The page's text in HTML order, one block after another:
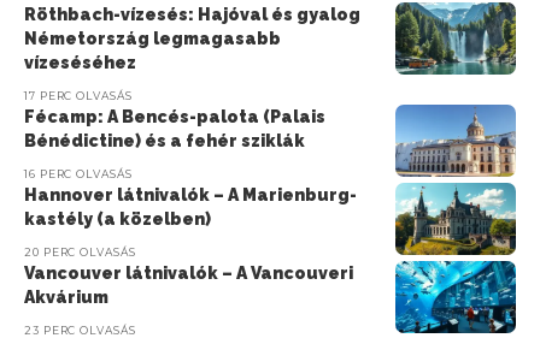
Röthbach-vízesés: Hajóval és gyalog
Németország legmagasabb
vízeséséhez
17 PERC OLVASÁS
Fécamp: A Bencés-palota (Palais
Bénédictine) és a fehér sziklák
16 PERC OLVASÁS
Hannover látnivalók – A Marienburg-
kastély (a közelben)
20 PERC OLVASÁS
Vancouver látnivalók – A Vancouveri
Akvárium
23 PERC OLVASÁS